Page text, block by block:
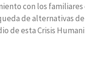
con los
de alternativas
de esta Crisis